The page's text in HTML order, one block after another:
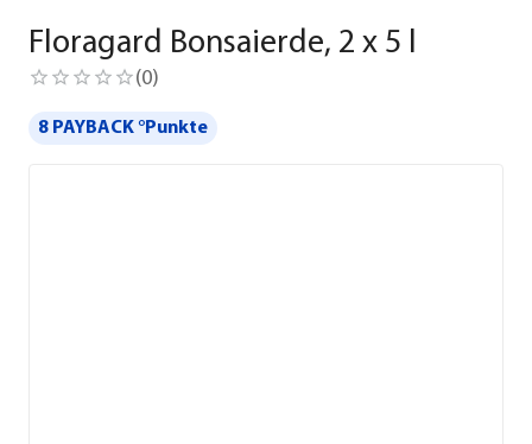
Floragard Bonsaierde, 2 x 5 l
(0)
8 PAYBACK °Punkte